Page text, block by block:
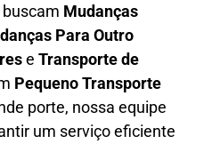
Mudanças
Para Outro
e Transportede
Pequeno Transporte
porte, nossa equipe
um serviço eficiente